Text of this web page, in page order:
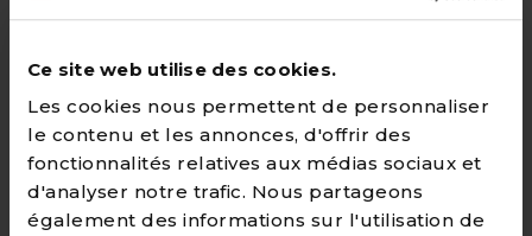
Ce site web utilise des cookies.
Les cookies nous permettent de personnaliser
le contenu et les annonces, d'offrir des
fonctionnalités relatives aux médias sociaux et
d'analyser notre trafic. Nous partageons
également des informations sur l'utilisation de
24€ - Paiement annuel
CHOISIR →